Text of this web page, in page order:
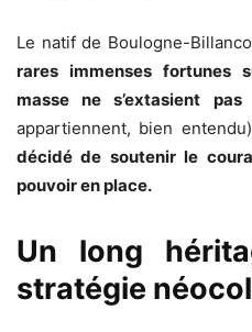
Le natif de Boulogne-
rares immenses fortunes
masse ne s’extasient pas
appartiennent, bien
décidé de soutenir le
pouvoir en place.
Un long
stratégie